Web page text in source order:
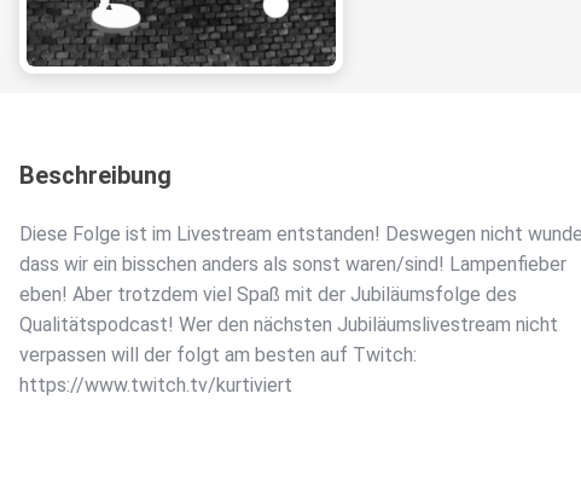
Beschreibung
Diese Folge ist im Livestream entstanden! Deswegen nicht
dass wir ein bisschen anders als sonst waren/sind! Lampenfieber
eben! Aber trotzdem viel Spaß mit der Jubiläumsfolge des
Qualitätspodcast! Wer den nächsten Jubiläumslivestream nicht
verpassen will der folgt am besten auf Twitch:
https://www.twitch.tv/kurtiviert